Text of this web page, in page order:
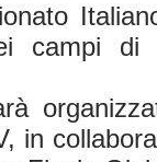
campi di
in